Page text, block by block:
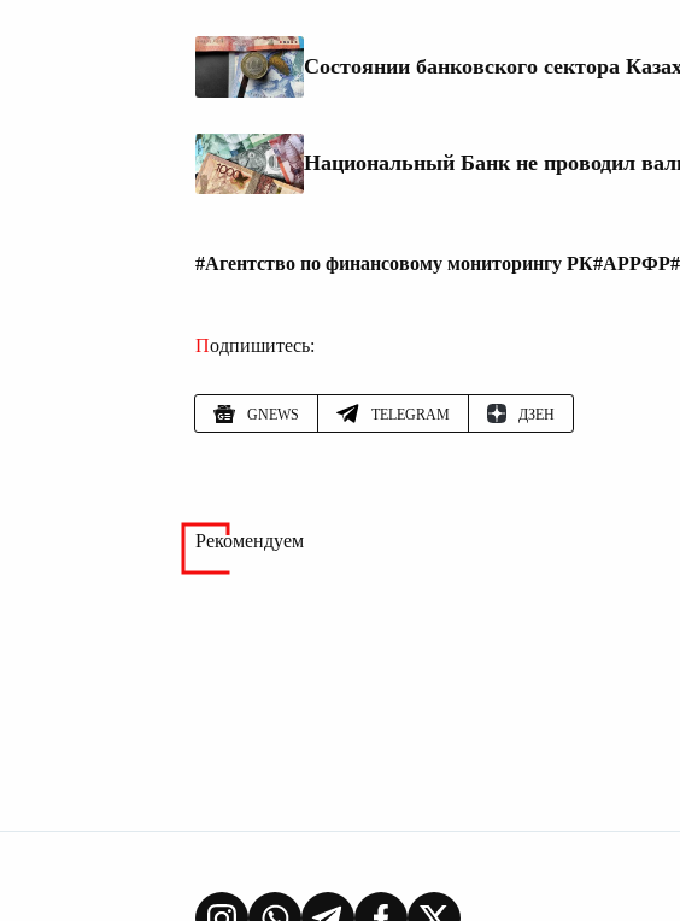
Состоянии банковского сектора
Национальный Банк не проводил
#Агентство по финансовому мониторингу РК#АРРФР
Подпишитесь:
GNEWS TELEGRAM ДЗЕН
Рекомендуем